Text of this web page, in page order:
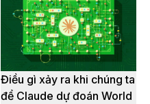
Điều gì xảy ra khi chúng ta
để Claude dự đoán World